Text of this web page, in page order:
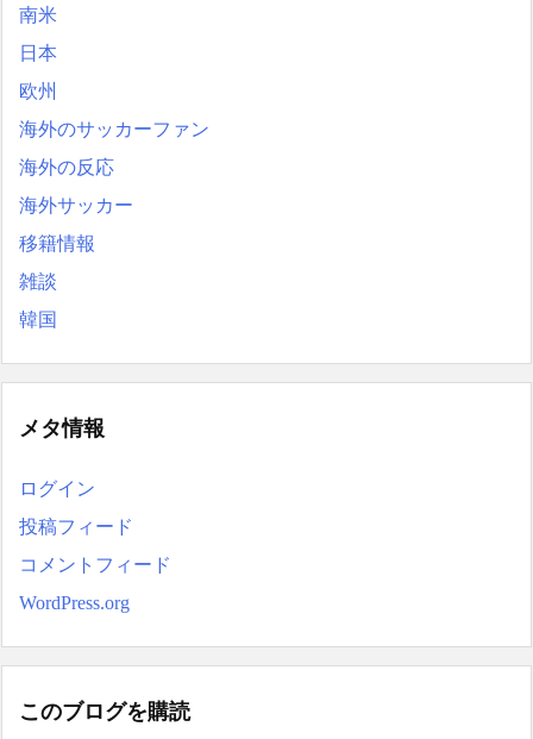
南米
日本
欧州
海外のサッカーファン
海外の反応
海外サッカー
移籍情報
雑談
韓国
メタ情報
ログイン
投稿フィード
コメントフィード
WordPress.org
このブログを購読